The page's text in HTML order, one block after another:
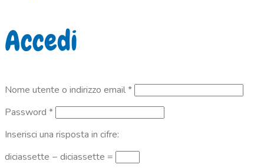
Accedi
Nome utente o indirizzo email*Richiesto
Password *Richiesto
Inserisci una risposta in cifre:
diciassette − diciassette =